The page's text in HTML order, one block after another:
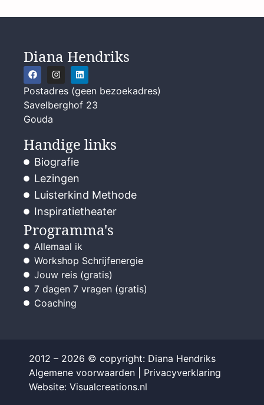
Diana Hendriks
Postadres (geen bezoekadres)
Savelberghof 23
Gouda
Handige links
Biografie
Lezingen
Luisterkind Methode
Inspiratietheater
Programma's
Allemaal ik
Workshop Schrijfenergie
Jouw reis (gratis)
7 dagen 7 vragen (gratis)
Coaching
2012 – 2026 © copyright: Diana Hendriks
Algemene voorwaarden
Privacyverklaring
Website: Visualcreations.nl